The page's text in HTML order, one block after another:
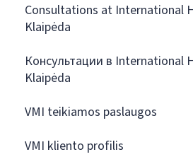
Consultations at International
Klaipėda
Консультации в International
Klaipėda
VMI teikiamos paslaugos
VMI kliento profilis